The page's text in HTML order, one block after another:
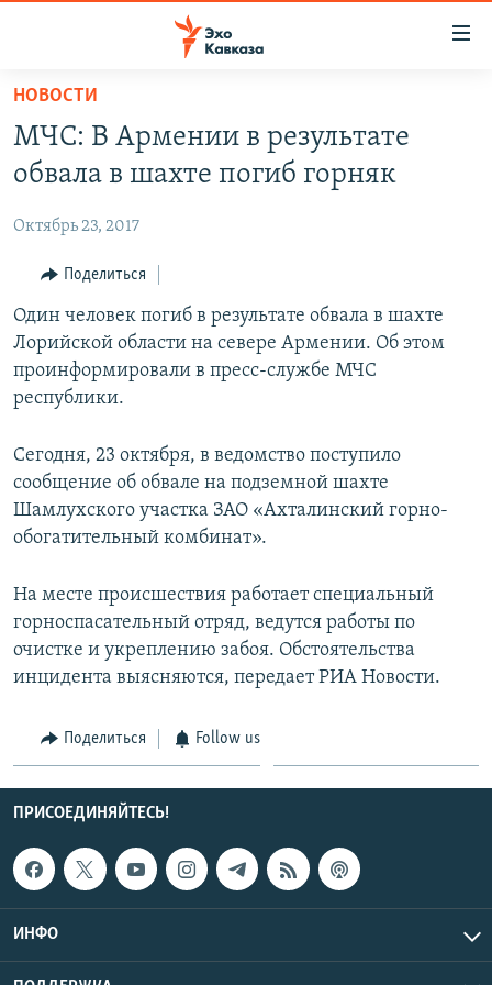
Вернуться
основному
содержанию
навигации
Вернутся
поиску
ТБИЛИСИ
ЦХИНВАЛИ
ВЕСЬ КАВКАЗ
СЕВЕРНЫЙ КАВКАЗ
АРМЕНИЯ
АЗЕРБАЙДЖАН
ТЕМЫ
ПОЛИТИКА
ЭКОНОМИКА
КУЛЬТУРА
СПОРТ
РУБРИКИ
НЕКРУГЛЫЙ СТОЛ
ПОЗИЦИЯ
БЛОГИ
ЧИТАЕМ ПРЕССУ
МУЛЬТИМЕДИА
ФОТО
ПОДКАСТЫ
АРХИВ РАДИОПРОГРАММЫ
ПРИСОЕДИНЯЙТЕСЬ!
Все сайты РСЕ/РС
НОВОСТИ
МЧС: В Армении в результате
обвала в шахте погиб горняк
Октябрь 23, 2017
Поделиться
Один человек погиб в результате обвала в шахте
Лорийской области на севере Армении. Об этом
проинформировали в пресс-службе МЧС
республики.
Сегодня, 23 октября, в ведомство поступило
сообщение об обвале на подземной шахте
Шамлухского участка ЗАО «Ахталинский горно-
обогатительный комбинат».
На месте происшествия работает специальный
горноспасательный отряд, ведутся работы по
очистке и укреплению забоя. Обстоятельства
инцидента выясняются, передает РИА Новости.
Поделиться Follow us
ПРИСОЕДИНЯЙТЕСЬ!
ИНФО